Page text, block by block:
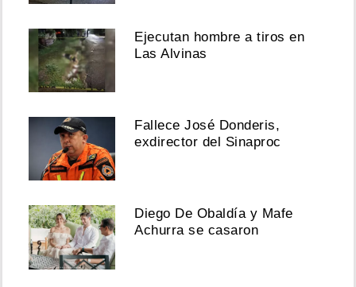
Ejecutan hombre a tiros en
Las Alvinas
Fallece José Donderis,
exdirector del Sinaproc
Diego De Obaldía y Mafe
Achurra se casaron